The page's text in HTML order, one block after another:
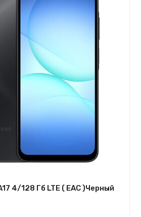
4/128 Гб LTE ( EAC )Черный